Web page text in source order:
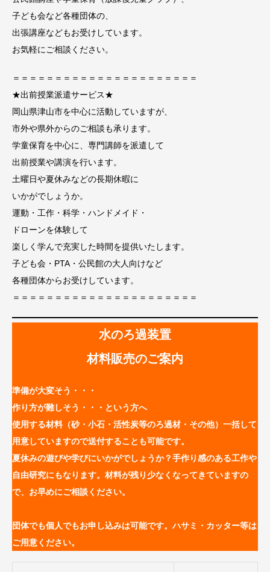
子ども会など各種団体の、
出張講座などもお受けしています。
お気軽にご相談ください。
＝＝＝＝＝＝＝＝＝＝＝＝＝＝＝＝＝＝＝＝＝＝
★出前授業派遣サービス★
岡山県津山市を中心に活動していますが、
市外や県外からのご相談も承ります。
学童保育を中心に、専門講師を派遣して
出前授業や講演を行います。
土曜日や夏休みなどの長期休暇に
いかがでしょうか。
運動・工作・科学・ハンドメイド・
ドローンを体験して
楽しく学んで充実した時間を提供いたします。
子ども会・PTA・公民館の大人向けなど
各種団体からお受けしています。
＝＝＝＝＝＝＝＝＝＝＝＝＝＝＝＝＝＝＝＝＝＝
水のろ過装置
材料販売のご案内
準備が大変そう・・・
作り方が難しそう・・・という方へ
使用する材料（砂・小石・活性炭等のろ過材・その他）一括して
用意していますので送付することも可能です。
夏休みの遊びや学びにいかがでしょうか？手作り感のある工作や
自由研究にもなります。 材料が残り少なくなってきていますの
で、お早めにご相談ください。
団体でも個人でもお申し込みは可能です。ハサミ・カッター等は
ご用意ください。